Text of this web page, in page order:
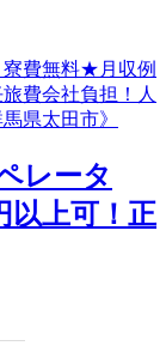
レータ
以上可！正